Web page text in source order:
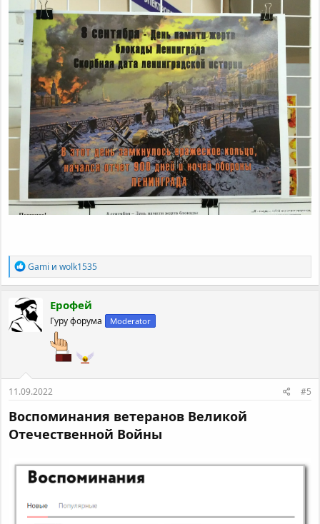
Р
е
а
к
ц
и
Gami иwolk1535
Ерофей
Гуру форума Moderator
11.09.2022 #5
Воспоминания ветеранов Великой
Отечественной Войны